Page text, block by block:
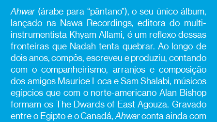
Ahwar (árabe para “pântano”), o seu único álbum,
lançado na Nawa Recordings, editora do multi-
instrumentista Khyam Allami, é um reflexo dessas
fronteiras que Nadah tenta quebrar. Ao longo de
dois anos, compôs, escreveu e produziu, contando
com o companheirismo, arranjos e composição
dos amigos Maurice Loca e Sam Shalabi, músicos
egípcios que com o norte-americano Alan Bishop
formam os The Dwards of East Agouza. Gravado
entre o Egipto e o Canadá,Ahwarconta ainda com